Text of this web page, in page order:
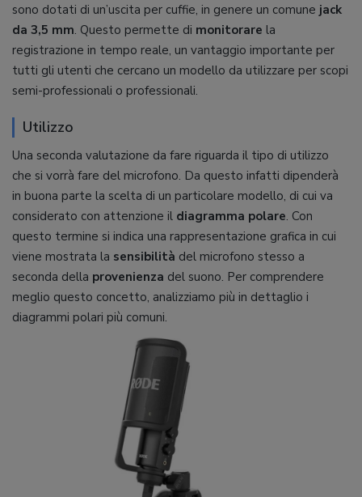
sono dotati di un’uscita per cuffie, in genere un comune jack
da 3,5 mm. Questo permette di monitorare la
registrazione in tempo reale, un vantaggio importante per
tutti gli utenti che cercano un modello da utilizzare per scopi
semi-professionali o professionali.
Utilizzo
Una seconda valutazione da fare riguarda il tipo di utilizzo
che si vorrà fare del microfono. Da questo infatti dipenderà
in buona parte la scelta di un particolare modello, di cui va
considerato con attenzione il diagramma polare. Con
questo termine si indica una rappresentazione grafica in cui
viene mostrata la sensibilità del microfono stesso a
seconda della provenienza del suono. Per comprendere
meglio questo concetto, analizziamo più in dettaglio i
diagrammi polari più comuni.